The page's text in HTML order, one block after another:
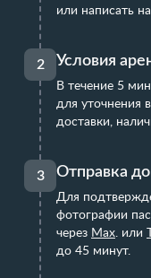
или написать
2 Условия
В течение 5
для уточнения
доставки,
3 Отправка
Для
фотографии
через Max. или
до 45 минут.